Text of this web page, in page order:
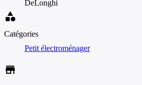
DeLonghi
category
Catégories
Petit électroménager
store